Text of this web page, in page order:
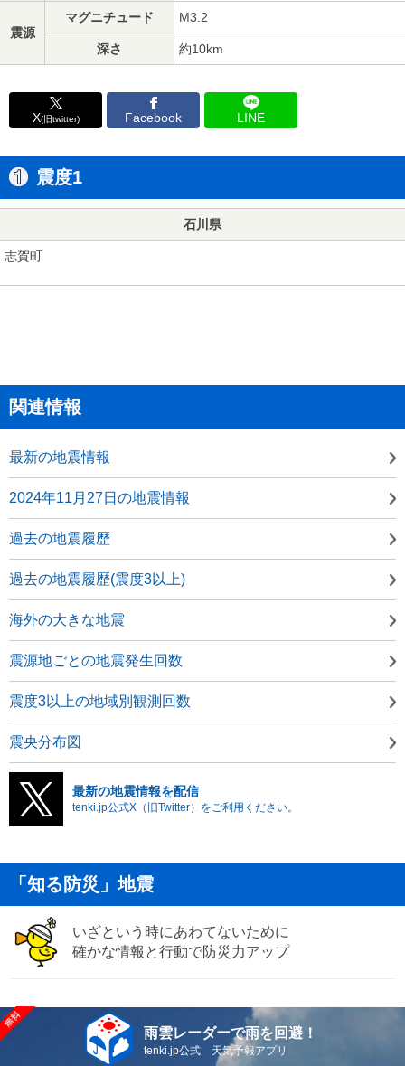
震源
マグニチュード M3.2
深さ 約10km
X(旧twitter) Facebook LINE
震度1
石川県
志賀町
関連情報
最新の地震情報
2024年11月27日の地震情報
過去の地震履歴
過去の地震履歴(震度3以上)
海外の大きな地震
震源地ごとの地震発生回数
震度3以上の地域別観測回数
震央分布図
最新の地震情報を配信
tenki.jp公式X（旧Twitter）をご利用ください。
「知る防災」地震
いざという時にあわてないために
確かな情報と行動で防災力アップ
雨雲レーダーで雨を回避！
tenki.jp公式 天気予報アプリ